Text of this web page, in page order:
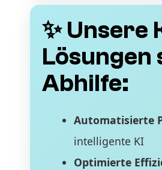
✨ Unsere
Lösungen
Abhilfe:
Automatisierte
intelligente KI
Optimierte